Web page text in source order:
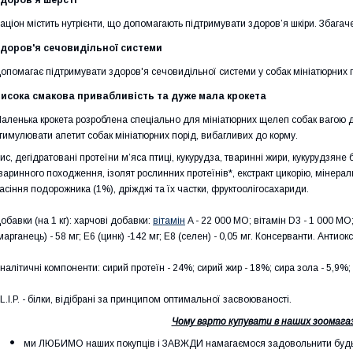
містить нутрієнти, що допомагають підтримувати здоров’я шкіри.
сечовидільної системи
підтримувати здоров'я сечовидільної системи у собак мініатюрних
смакова привабливість та дуже мала крокета
крокета розроблена спеціально для мініатюрних щелеп собак
апетит собак мініатюрних порід, вибагливих до корму.
дегідратовані протеїни м’яса птиці, кукурудза, тваринні жири, кукурудзяне
походження, ізолят рослинних протеїнів*, екстракт цикорію,
подорожника (1%), дріжджі та їх частки, фруктоолiгосахариди.
(на 1 кг): харчові добавки: вітамін A - 22 000 MO; вітамін D3 - 1 000
- 58 мг; E6 (цинк) -142 мг; E8 (селен) - 0,05 мг. Консерванти.
компоненти: сирий протеїн - 24%; сирий жир - 18%; сира зола -
- білки, відібрані за принципом оптимальної засвоюваності.
Чому варто купувати в наших
ми ЛЮБИМО наших покупців і ЗАВЖДИ намагаємося задовольнити